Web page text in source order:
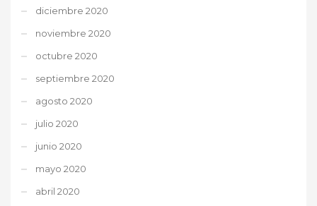
diciembre 2020
noviembre 2020
octubre 2020
septiembre 2020
agosto 2020
julio 2020
junio 2020
mayo 2020
abril 2020